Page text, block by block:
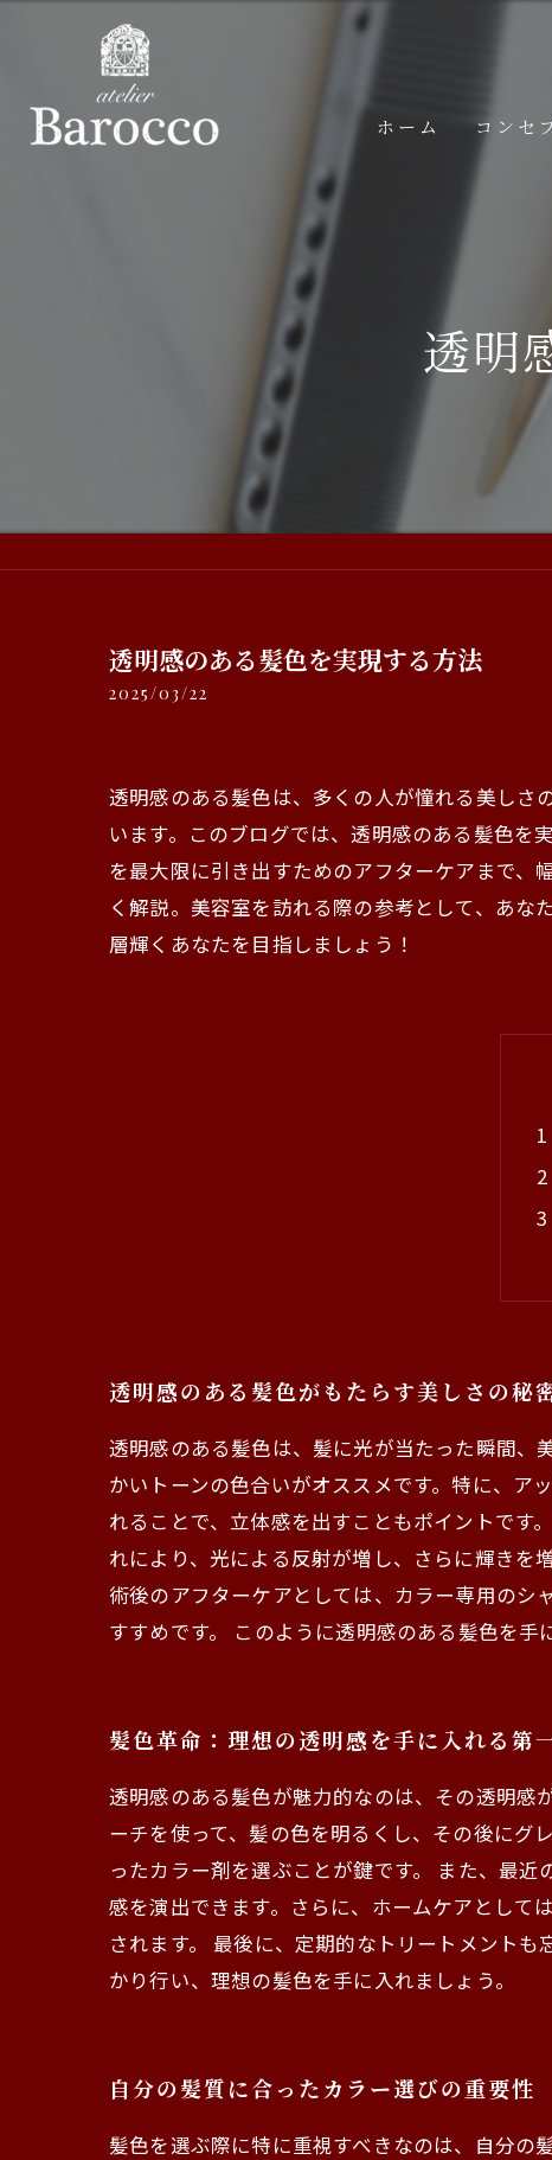
ホーム コンセ
透明
透明感のある髪色を実現する方法
2025/03/22
透明感のある髪色は、多くの人が憧れる美しさ
います。このブログでは、透明感のある髪色を
を最大限に引き出すためのアフターケアまで、
く解説。美容室を訪れる際の参考として、あ
層輝くあなたを目指しましょう！
透明感のある髪色がもたらす美しさの秘
透明感のある髪色は、髪に光が当たった瞬間、
かいトーンの色合いがオススメです。特に、ア
れることで、立体感を出すこともポイントです
れにより、光による反射が増し、さらに輝きを
術後のアフターケアとしては、カラー専用のシ
すすめです。 このように透明感のある髪色を手
髪色革命：理想の透明感を手に入れる第
透明感のある髪色が魅力的なのは、その透明感
ーチを使って、髪の色を明るくし、その後にグ
ったカラー剤を選ぶことが鍵です。 また、最
感を演出できます。さらに、ホームケアとして
されます。 最後に、定期的なトリートメント
かり行い、理想の髪色を手に入れましょう。
自分の髪質に合ったカラー選びの重要性
髪色を選ぶ際に特に重視すべきなのは、自分の